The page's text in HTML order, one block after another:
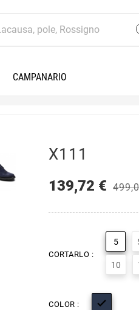
CAMPANARIO
X111
139,72 €
CORTARLO :
5
10
COLOR : 